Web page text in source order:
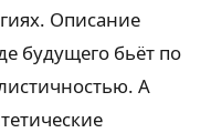
Описание
будущего бьёт по
А